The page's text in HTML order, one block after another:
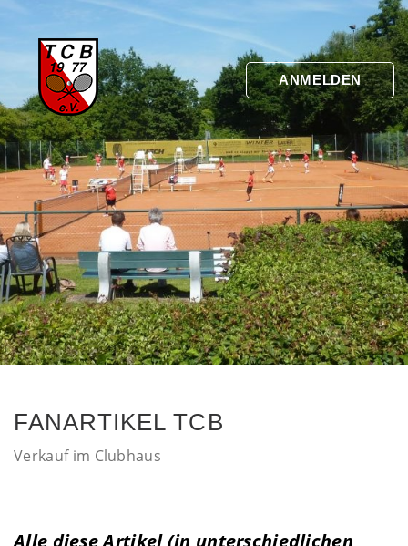
ANMELDEN
FANARTIKEL TCB
Verkauf im Clubhaus
Alle diese Artikel (in unterschiedlichen